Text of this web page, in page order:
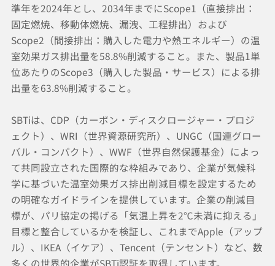
準年を2024年とし、2034年までにScope1（直接排出：
固定燃焼、移動体燃焼、漏洩、工程排出）および
Scope2（間接排出：購入した電力や熱エネルギー）の温
室効果ガス排出量を58.8%削減すること。また、製品1単
位あたりのScope3（購入した製品・サービス）による排
出量を63.8%削減すること。
SBTiは、CDP（カーボン・ディスクロージャー・プロジ
ェクト）、WRI（世界資源研究所）、UNGC（国連グロー
バル・コンパクト）、WWF（世界自然保護基金）によっ
て共同設立された国際的な枠組みであり、企業が気候科
学に基づいた温室効果ガス排出削減目標を設定するため
の明確なガイドラインを提供しています。企業の削減目
標が、パリ協定の掲げる「気温上昇を2℃未満に抑える」
目標と整合しているかを検証し、これまでApple（アップ
ル）、IKEA（イケア）、Tencent（テンセント）など、数
多くの世界的企業がSBTi認証を取得しています。